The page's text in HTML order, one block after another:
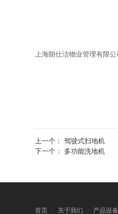
上海朗仕洁物业管理有限
上一个： 驾驶式扫地机
下一个： 多功能洗地机
首页 · 关于我们 · 产品设备